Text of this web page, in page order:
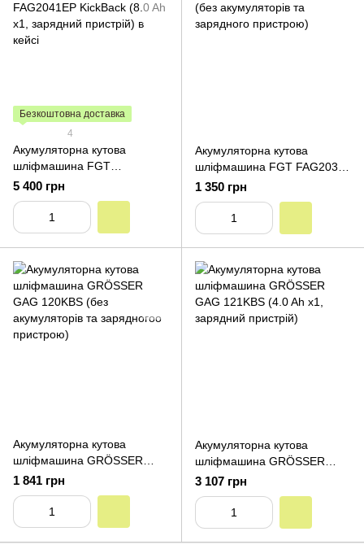
Безкоштовна доставка
4
Акумуляторна кутова
шліфмашина FGT
FAG2041EP KickBack (8.0 Ah
x1, зарядний пристрій) в
5 400 грн
Акумуляторна кутова
шліфмашина FGT FAG203C
(без акумуляторів та
зарядного пристрою)
1 350 грн
Акумуляторна кутова
шліфмашина GRÖSSER
GAG 120KBS (без
акумуляторів та зарядногоо
пристрою)
1 841 грн
Акумуляторна кутова
шліфмашина GRÖSSER
GAG 121KBS (4.0 Ah x1,
зарядний пристрій)
3 107 грн